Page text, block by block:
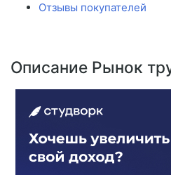
Отзывы покупателей
Описание Рынок